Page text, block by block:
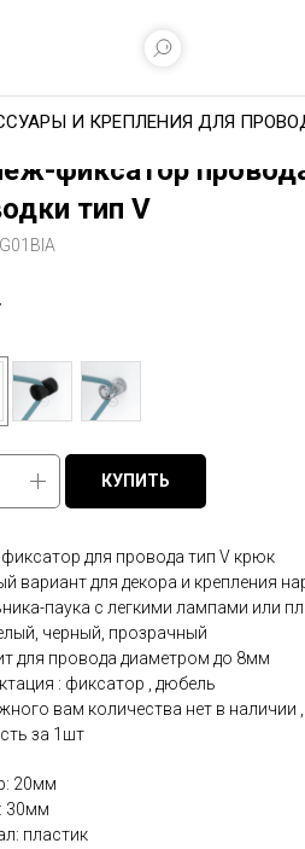
И КРЕПЛЕНИЯ ДЛЯ
фиксатор
тип V
КУПИТЬ
для провода тип V крюк
вариант для декора и крепления
паука с легкими лампами или
черный, прозрачный
для провода диаметром до 8мм
: фиксатор , дюбель
вам количества нет в наличии
за 1шт
20мм
30мм
пластик